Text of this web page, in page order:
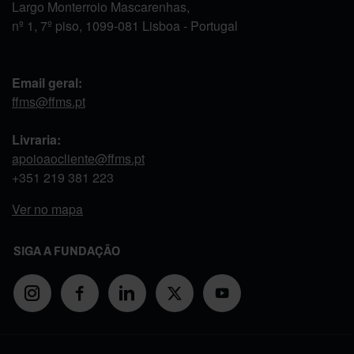
Largo Monterroio Mascarenhas,
nº 1, 7º piso, 1099-081 Lisboa - Portugal
Email geral:
ffms@ffms.pt
Livraria:
apoioaocliente@ffms.pt
+351 219 381 223
Ver no mapa
SIGA A FUNDAÇÃO